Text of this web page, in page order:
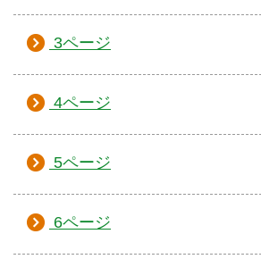
3ページ
4ページ
5ページ
6ページ